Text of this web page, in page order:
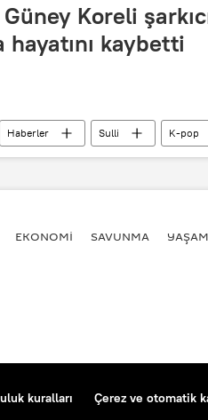
Koreli
kaybetti
Haberler Sulli
K-pop
EKONOMİ SAVUNMA YAŞAM
kuralları Çerez ve otomatik